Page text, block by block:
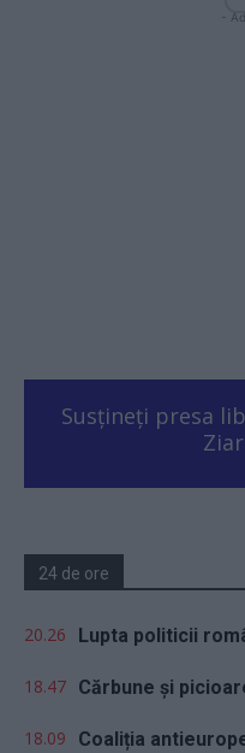
-
Susțineți presa
24 de ore
20.26 Lupta politicii
18.47 Cărbune și
18.09
Coaliția